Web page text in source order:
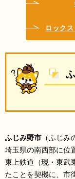
ロック
ふじみ野市 （ふじみ
埼玉県の南西部に位
東上鉄道（現・東武
たことを契機に、市